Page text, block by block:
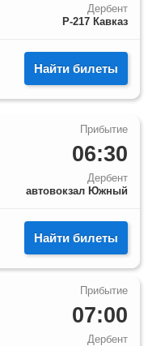
Дербент
Р-217 Кавказ
Найти билеты
06:30
Дербент
автовокзал Южный
Найти билеты
07:00
Дербент